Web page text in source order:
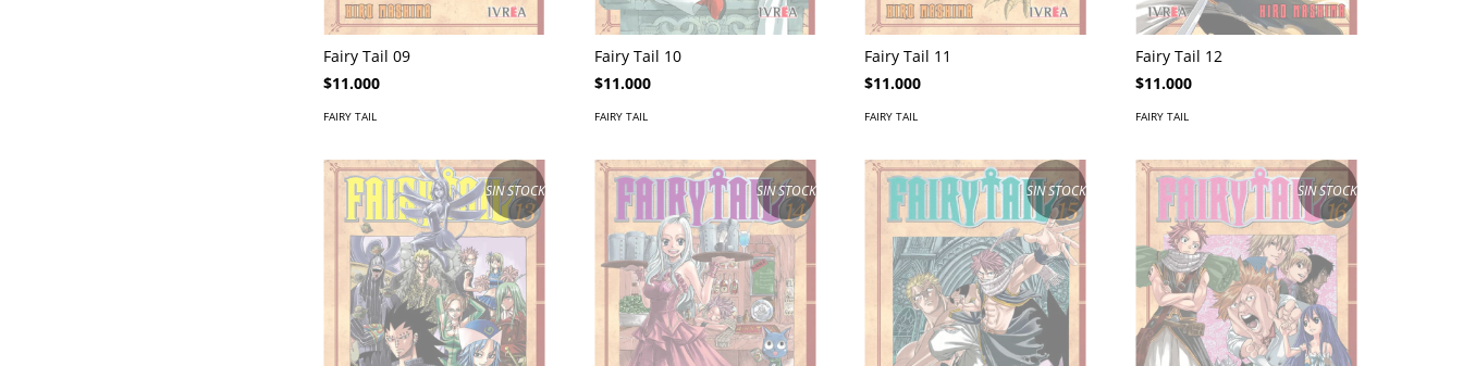
Fairy Tail 09
$11.000
FAIRY TAIL
Fairy Tail 10
$11.000
FAIRY TAIL
Fairy Tail 11
$11.000
FAIRY TAIL
Fairy Tail 12
$11.000
FAIRY TAIL
SIN STOCK SIN STOCK SIN STOCK SIN STOCK